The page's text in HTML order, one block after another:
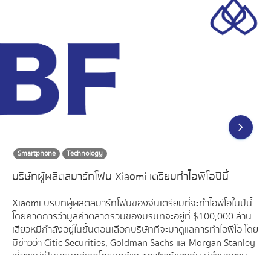
Smartphone Technology
บริษัทผู้ผลิตสมาร์ทโฟน Xiaomi เตรียมทำไอพีโอปีนี้
Xiaomi บริษัทผู้ผลิตสมาร์ทโฟนของจีนเตรียมที่จะทำไอพีโอในปีนี้
โดยคาดการว่ามูลค่าตลาดรวมของบริษัทจะอยู่ที่ $100,000 ล้าน
เสี่ยวหมีกำลังอยู่ในขั้นตอนเลือกบริษัทที่จะมาดูแลการทำไอพีโอ โดย
มีข่าวว่า Citic Securities, Goldman Sachs และMorgan Stanley